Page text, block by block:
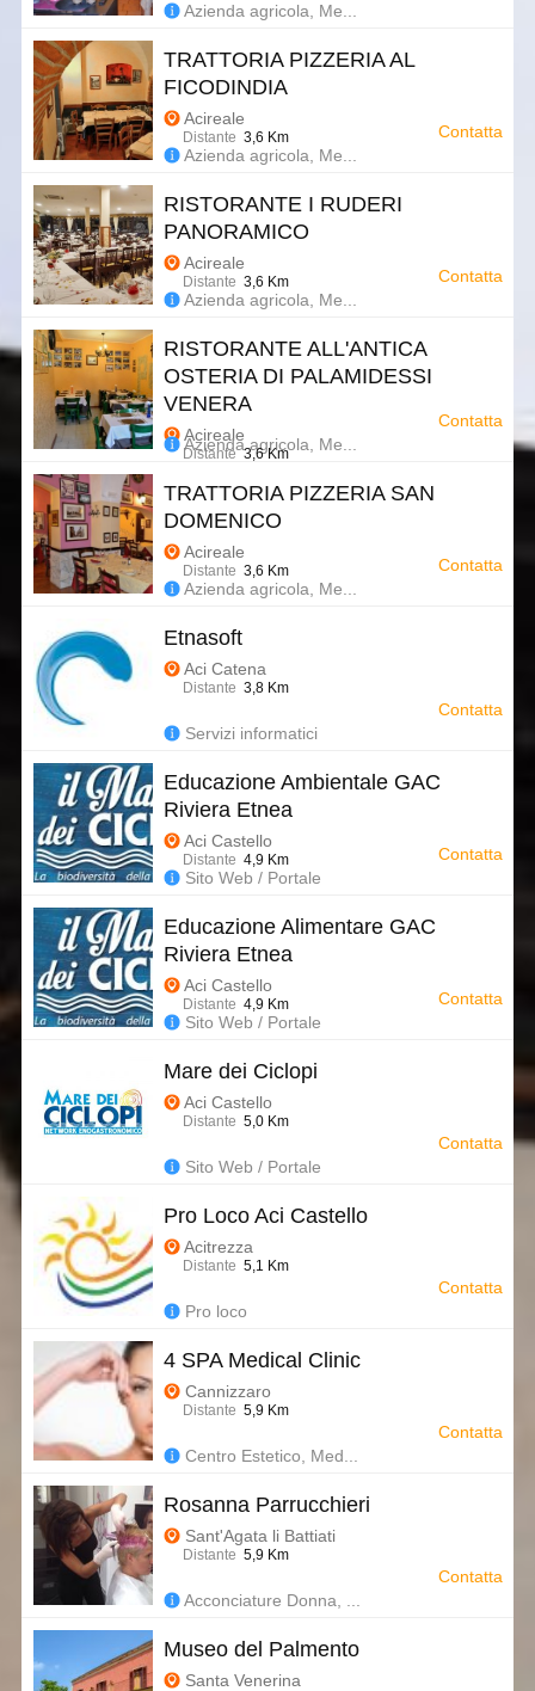
Azienda agricola, Me...
TRATTORIA PIZZERIA AL
FICODINDIA
Acireale
Distante 3,6 Km
Azienda agricola, Me...
Contatta
RISTORANTE I RUDERI
PANORAMICO
Acireale
Distante 3,6 Km
Azienda agricola, Me...
Contatta
RISTORANTE ALL'ANTICA
OSTERIA DI PALAMIDESSI
VENERA
Acireale
Distante3,6 Km
Azienda agricola, Me...
Contatta
TRATTORIA PIZZERIA SAN
DOMENICO
Acireale
Distante 3,6 Km
Azienda agricola, Me...
Contatta
Etnasoft
Aci Catena
Distante 3,8 Km
Servizi informatici
Contatta
Educazione Ambientale GAC
Riviera Etnea
Aci Castello
Distante 4,9 Km
Sito Web / Portale
Contatta
Educazione Alimentare GAC
Riviera Etnea
Aci Castello
Distante 4,9 Km
Sito Web / Portale
Contatta
Mare dei Ciclopi
Aci Castello
Distante 5,0 Km
Sito Web / Portale
Contatta
Pro Loco Aci Castello
Acitrezza
Distante 5,1 Km
Pro loco
Contatta
4 SPA Medical Clinic
Cannizzaro
Distante 5,9 Km
Centro Estetico, Med...
Contatta
Rosanna Parrucchieri
Sant'Agata li Battiati
Distante 5,9 Km
Acconciature Donna, ...
Contatta
Museo del Palmento
Santa Venerina